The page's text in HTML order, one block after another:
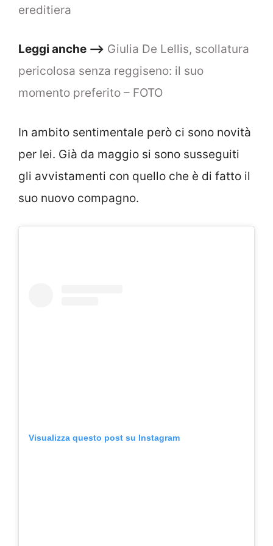
ereditiera
Leggi anche –> Giulia De Lellis, scollatura
pericolosa senza reggiseno: il suo
momento preferito – FOTO
In ambito sentimentale però ci sono novità
per lei. Già da maggio si sono susseguiti
gli avvistamenti con quello che è di fatto il
suo nuovo compagno.
Visualizza questo post su Instagram